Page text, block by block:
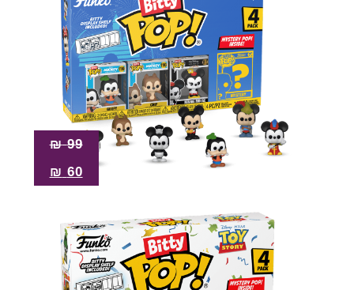
99
₪
60
₪